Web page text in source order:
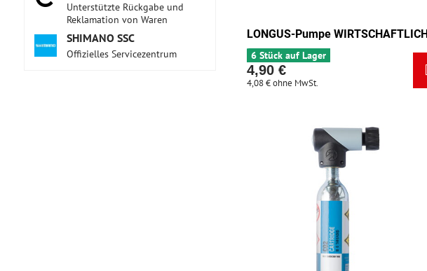
LONGUS-Pumpe WIRTSCHAFTLICH
6 Stück auf Lager
4,90 €
4,08 €ohne MwSt.
Unterstützte Rückgabe und
Reklamation von Waren
SHIMANO SSC
Offizielles Servicezentrum